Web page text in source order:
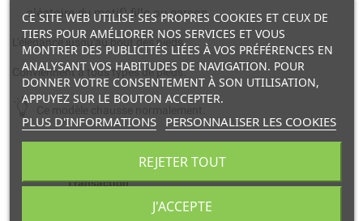
aléatoire du motif) fille ou garçon
L'élégance jusqu'au bout des pieds.
Conviennent à tous types de pieds.
Transaction
et paiement en ligne 100% sécurisés.
CE SITE WEB UTILISE SES PROPRES COOKIES ET CEUX DE
TIERS POUR AMÉLIORER NOS SERVICES ET VOUS
MONTRER DES PUBLICITÉS LIÉES À VOS PRÉFÉRENCES EN
ANALYSANT VOS HABITUDES DE NAVIGATION. POUR
DONNER VOTRE CONSENTEMENT À SON UTILISATION,
APPUYEZ SUR LE BOUTON ACCEPTER.
PLUS D'INFORMATIONS PERSONNALISER LES COOKIES
REJETER TOUT
J'ACCEPTE